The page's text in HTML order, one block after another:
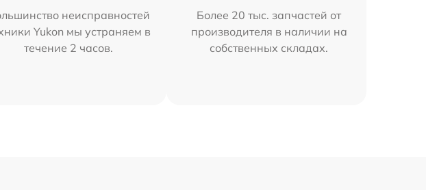
неисправностей
Yukon мы устраняем в
течение 2 часов.
Более 20 тыс. запчастей от
производителя в наличии на
собственных складах.